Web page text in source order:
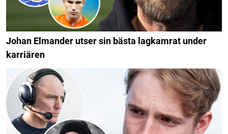
Johan Elmander utser sin bästa lagkamrat under
karriären